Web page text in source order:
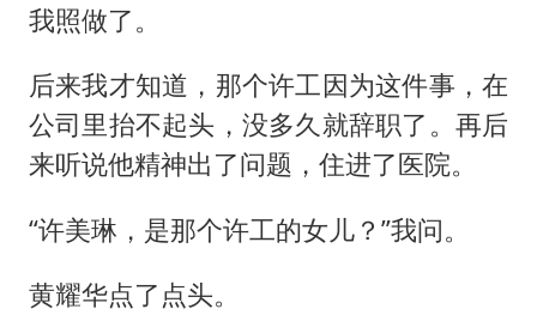
我照做了。
后来我才知道，那个许工因为这件事，在
公司里抬不起头，没多久就辞职了。再后
来听说他精神出了问题，住进了医院。
“许美琳，是那个许工的女儿？”我问。
黄耀华点了点头。